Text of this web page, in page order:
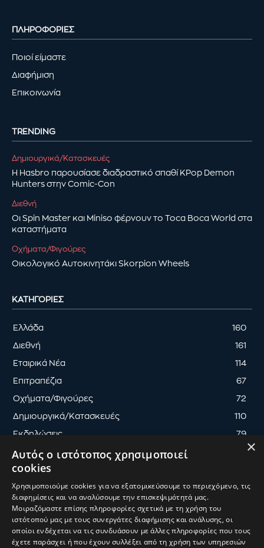
ΠΛΗΡΟΦΟΡΙΕΣ
Ποιοί είμαστε
Διαφήμιση
Επικοινωνία
TRENDING
Δημιουργικά/Κατασκευές
Η Hasbro παρουσίασε διαδραστικό σπαθί KPop Demon
Hunters στην Comic-Con
Διεθνή
Οι Spin Master και Miniso φέρνουν το Toca Boca World στα
καταστήματα
Οχήματα/Φιγούρες
Οικολογικό Αυτοκινητάκι Skorpion Wheels
ΚΑΤΗΓΟΡΊΕΣ
Ελλάδα 160
Διεθνή 161
Εταιρικά Νέα 114
Επιτραπέζια 67
Οχήματα/Φιγούρες 72
Δημιουργικά/Κατασκευές 110
Εκδηλώσεις 79
ΟΡΟΙ ΧΡΗΣΗΣ ΠΟΛΙΤΙΚΗ ΑΠΟΡΡΗΤΟΥ
ΔΙΑΧΕΙΡΙΣΗ ΑΠΟΡΡΗΤΟΥ
© 2025 ToyMaster | Κατασκευή & Ανάπτυξη
×
Αυτός ο ιστότοπος χρησιμοποιεί
cookies
Χρησιμοποιούμε cookies για να εξατομικεύσουμε το περιεχόμενο, τις
διαφημίσεις και να αναλύσουμε την επισκεψιμότητά μας.
Μοιραζόμαστε επίσης πληροφορίες σχετικά με τη χρήση του
ιστότοπού μας με τους συνεργάτες διαφήμισης και ανάλυσης, οι
οποίοι ενδέχεται να τις συνδυάσουν με άλλες πληροφορίες που τους
έχετε παράσχει ή που έχουν συλλέξει από τη χρήση των υπηρεσιών